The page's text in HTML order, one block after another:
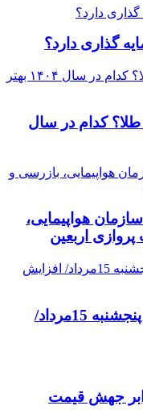
کدام در سال
هواپیمایی،
اربعین
قیمت طلا، دلار و سکه امروز پنجشنبه 15مرداد/
جهش قیمت